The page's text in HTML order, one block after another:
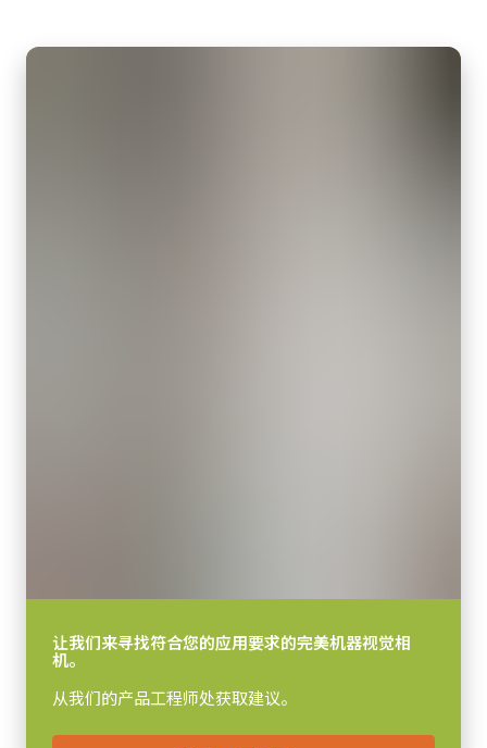
让我们来寻找符合您的应用要求的完美机器视觉相
机。
从我们的产品工程师处获取建议。